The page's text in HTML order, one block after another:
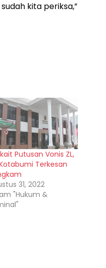
kita periksa,”
Putusan Vonis ZL,
Terkesan
31, 2022
"Hukum &